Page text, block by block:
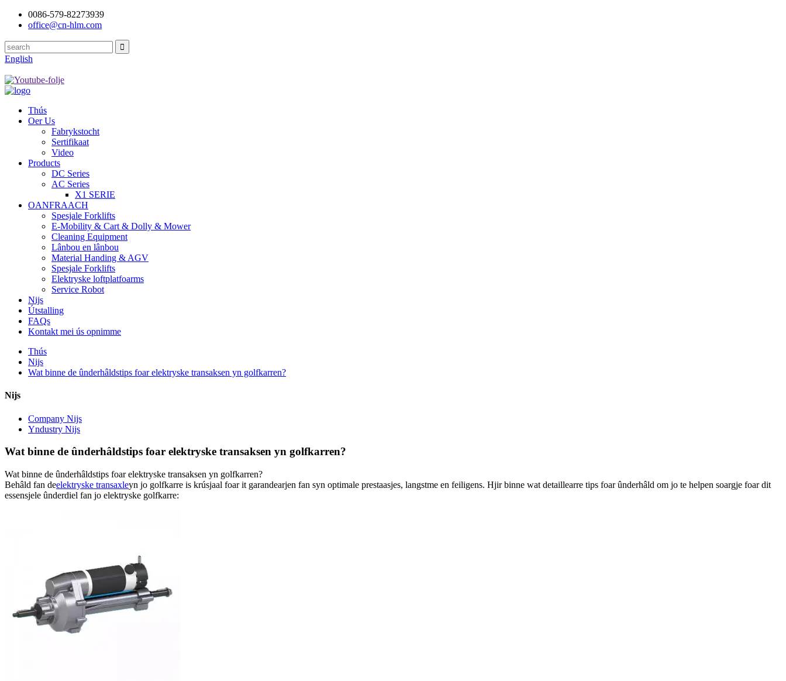
0086-579-82273939
office@cn-hlm.com
English
Thús
Oer Us
Fabrykstocht
Sertifikaat
Video
Products
DC Series
AC Series
X1 SERIE
OANFRAACH
Spesjale Forklifts
E-Mobility & Cart & Dolly & Mower
Cleaning Equipment
Lânbou en lânbou
Material Handing & AGV
Spesjale Forklifts
Elektryske loftplatfoarms
Service Robot
Nijs
Útstalling
FAQs
Kontakt mei ús opnimme
Thús
Nijs
Wat binne de ûnderhâldstips foar elektryske transaksen yn golfkarren?
Nijs
Company Nijs
Yndustry Nijs
Wat binne de ûnderhâldstips foar elektryske transaksen yn golfkarren?
Wat binne de ûnderhâldstips foar elektryske transaksen yn golfkarren?
Behâld fan deelektryske transaxleyn jo golfkarre is krúsjaal foar it garandearjen fan syn optimale prestaasjes, langstme en feiligens. Hjir binne wat detaillearre tips foar ûnderhâld om jo te helpen soargje foar dit
essensjele ûnderdiel fan jo elektryske golfkarre: